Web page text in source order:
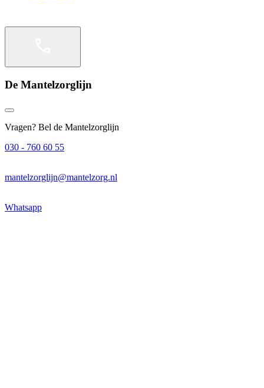
De Mantelzorglijn
Vragen? Bel de Mantelzorglijn
030 - 760 60 55
mantelzorglijn@mantelzorg.nl
Whatsapp